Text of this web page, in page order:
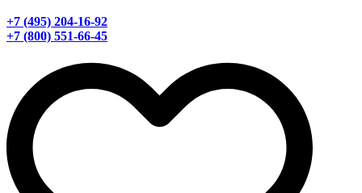
+7 (495) 204-16-92
+7 (800) 551-66-45